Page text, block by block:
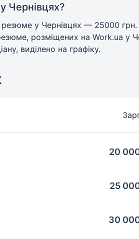
Чернівцях?
у Чернівцях — 25000 грн.
розміщених на Work.ua у
виділено на графіку.
20
25
30